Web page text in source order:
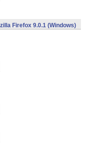
Firefox 9.0.1 (Windows)